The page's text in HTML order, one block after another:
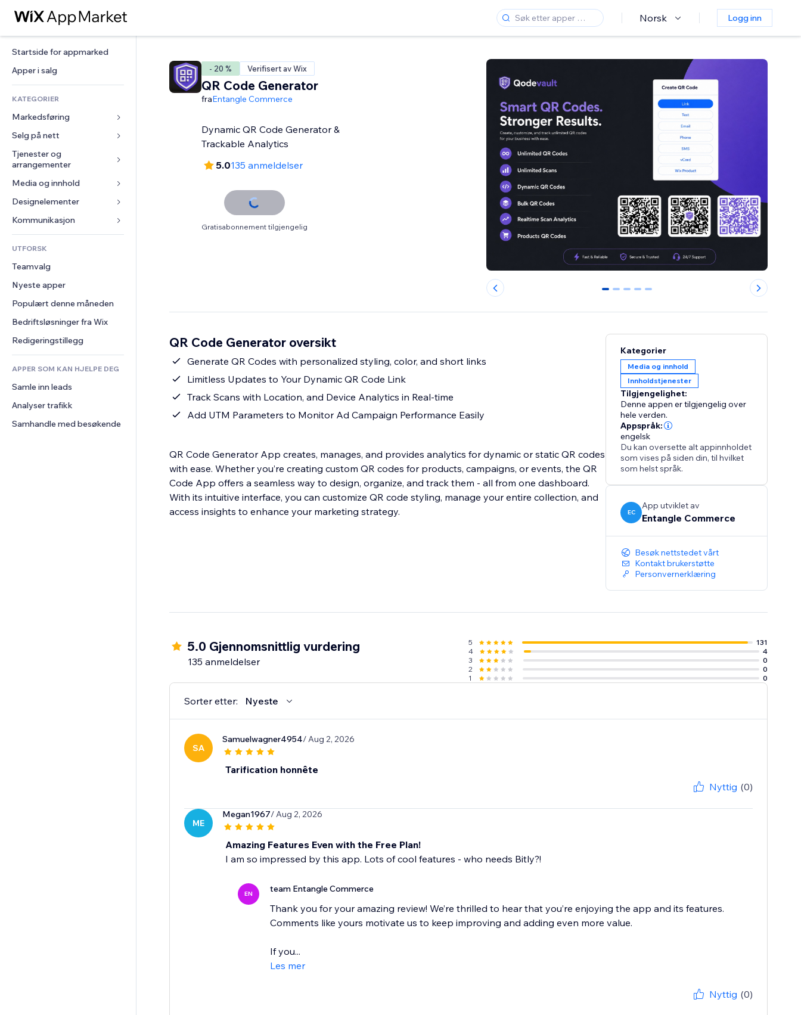
Norsk Logg inn
Startside for appmarked
Apper i salg
KATEGORIER
Markedsføring
Annonser
Mobil
Analyser
Sosiale medier
SEO
Engasjement
Nettstedsoppføringer
E-post
Konvertering
Selg på nett
Apper for butikker
Frakt og levering
Selg-knapper
Nettkurs
On-demand-utskrift
Regnskap
Kuponger og fordelsprogram
Lagerløsninger
Dropshipping
Priser og abonnement
Folkefinansiering
Mat og drikke
Tjenester og
arrangementer
Hoteller
Arrangementer
Restauranter
Eiendom
Bookinger
Media og innhold
Galleri
Musikk
Podkaster
Fotografi
Video
PDF
Fildeling
Nyheter
Designelementer
Kart og navigasjon
Personvern og sikkerhet
Klokke
Sidemaler
Bildeeffekter
Knapper og menyer
Bannere og merker
Kalkulatorer
Søk
Vær
Diagrammer og tabeller
Skjemaer
Avstemninger
Chat
Kommentarer
Telefon
Samfunn
Anmeldelser og
UTFORSK
Teamvalg
Nyeste apper
Populært denne måneden
Bedriftsløsninger fra Wix
Redigeringstillegg
APPER SOM KAN HJELPE DEG
Samle inn leads
Analyser trafikk
Samhandle med besøkende
- 20 % Verifisert av Wix
QR Code Generator
fraEntangle Commerce
Dynamic QR Code Generator &
Trackable Analytics
5.0135 anmeldelser
Gratisabonnement tilgjengelig
0 1 2 3 4
QR Code Generator oversikt
Generate QR Codes with personalized styling, color, and short links
Limitless Updates to Your Dynamic QR Code Link
Track Scans with Location, and Device Analytics in Real-time
Add UTM Parameters to Monitor Ad Campaign Performance Easily
QR Code Generator App creates, manages, and provides analytics for dynamic or static QR codes
with ease. Whether you’re creating custom QR codes for products, campaigns, or events, the QR
Code App offers a seamless way to design, organize, and track them - all from one dashboard.
With its intuitive interface, you can customize QR code styling, manage your entire collection, and
access insights to enhance your marketing strategy.
Kategorier
Media og innhold
Innholdstjenester
Tilgjengelighet:
Denne appen er tilgjengelig over
hele verden.
Appspråk:
engelsk
Du kan oversette alt appinnholdet
som vises på siden din, til hvilket
som helst språk.
EC
App utviklet av
Entangle Commerce
Besøk nettstedet vårt
Kontakt brukerstøtte
Personvernerklæring
5.0 Gjennomsnittlig vurdering
135 anmeldelser
5
131
4
4
3
0
2
0
1
0
Sorter etter: Nyeste
SA
Samuelwagner4954/ Aug 2, 2026
Tarification honnête
Nyttig (0)
ME
Megan1967/ Aug 2, 2026
Amazing Features Even with the Free Plan!
I am so impressed by this app. Lots of cool features - who needs Bitly?!
EN team Entangle Commerce
Thank you for your amazing review! We’re thrilled to hear that you’re enjoying the app and its features.
Comments like yours motivate us to keep improving and adding even more value.
If you...
Les mer
Nyttig (0)